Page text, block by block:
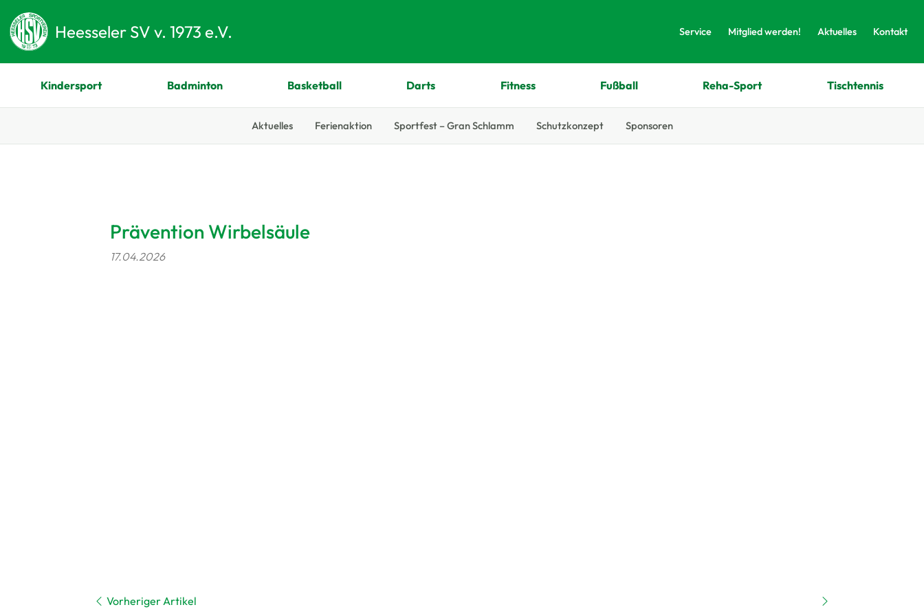
Heesseler SV v. 1973 e.V. Service Mitglied werden! Aktuelles Kontakt
Kindersport Badminton Basketball Darts Fitness Fußball Reha-Sport Tischtennis
Aktuelles Ferienaktion Sportfest – Gran Schlamm Schutzkonzept Sponsoren
Prävention Wirbelsäule
17.04.2026
Vorheriger Artikel